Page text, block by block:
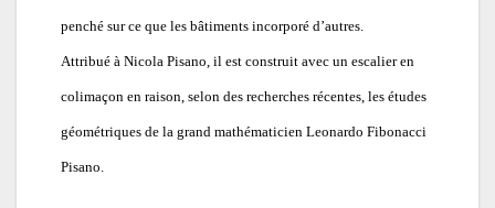
penché sur ce que les bâtiments incorporé d’autres.
Attribué à Nicola Pisano, il est construit avec un escalier en
colimaçon en raison, selon des recherches récentes, les études
géométriques de la grand mathématicien Leonardo Fibonacci
Pisano.